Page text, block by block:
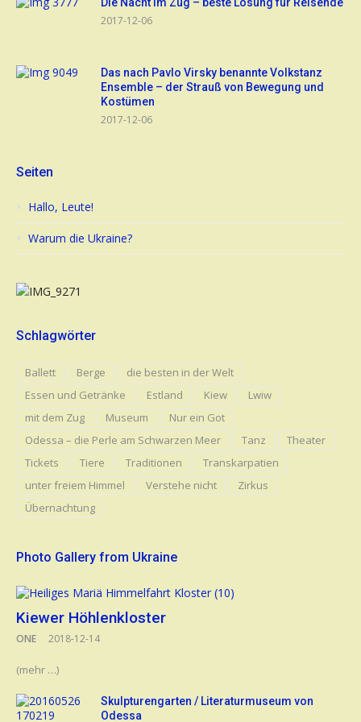
2017-12-06
Das nach Pavlo Virsky benannte Volkstanz
Ensemble – der Strauß von Bewegung und
Kostümen
2017-12-06
Seiten
Hallo, Leute!
Warum die Ukraine?
Schlagwörter
Ballett Berge
die besten in der Welt
Essen und Getränke
Estland Kiew
Lwiw
mit dem Zug
Museum
Nur ein Got
Odessa – die Perle am Schwarzen Meer
Tanz
Theater
Tickets
Tiere Traditionen
Transkarpatien
unter freiem Himmel
Verstehe nicht
Zirkus
Übernachtung
Photo Gallery from Ukraine
Kiewer Höhlenkloster
ONE 2018-12-14
(mehr …)
Skulpturengarten / Literaturmuseum von
Odessa